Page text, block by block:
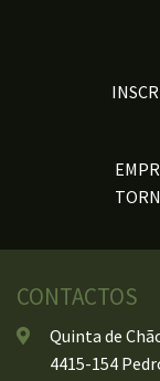
CONTACTOS
Quinta de
4415-154